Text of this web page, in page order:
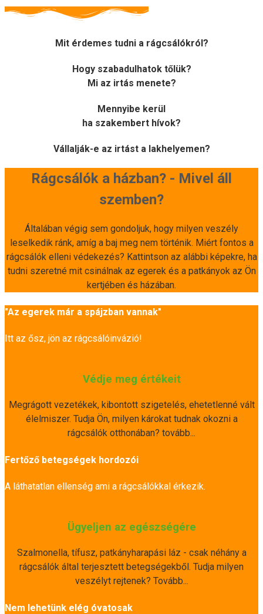
Mit érdemes tudni a rágcsálókról?
Hogy szabadulhatok tőlük?
Mi az irtás menete?
Mennyibe kerül
ha szakembert hívok?
Vállalják-e az irtást a lakhelyemen?
Rágcsálók a házban? - Mivel áll
szemben?
Általában végig sem gondoljuk, hogy milyen veszély
leselkedik ránk, amíg a baj meg nem történik. Miért fontos a
rágcsálók elleni védekezés? Kattintson az alábbi képekre, ha
tudni szeretné mit csinálnak az egerek és a patkányok az Ön
kertjében és házában.
"Az egerek már a spájzban vannak"
Itt az ősz, jön az rágcsálóinvázió!
Védje meg értékeit
Megrágott vezetékek, kibontott szigetelés, ehetetlenné vált
élelmiszer. Tudja Ön, milyen károkat tudnak okozni a
rágcsálók otthonában? tovább...
Fertőző betegségek hordozói
A láthatatlan ellenség ami a rágcsálókkal érkezik.
Ügyeljen az egészségére
Szalmonella, tífusz, patkányharapási láz - csak néhány a
rágcsálók által terjesztett betegségekből. Tudja milyen
veszélyt rejtenek? Tovább...
Nem lehetünk elég óvatosak